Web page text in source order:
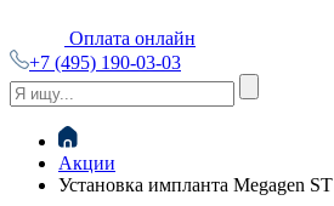
Оплата онлайн
+7 (495) 190-03-03
Акции
Установка импланта Megagen ST